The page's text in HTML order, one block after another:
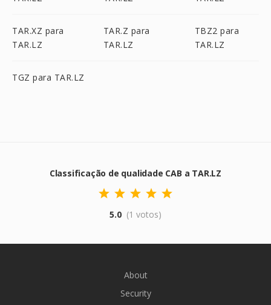
TAR.XZ para
TAR.LZ
TAR.Z para
TAR.LZ
TBZ2 para
TAR.LZ
TGZ para TAR.LZ
Classificação de qualidade CAB a TAR.LZ
5.0 (1 votos)
About
Security